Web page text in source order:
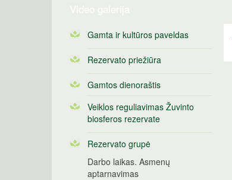
Gamta ir kultūros paveldas
Rezervato priežiūra
Gamtos dienoraštis
Veiklos reguliavimas Žuvinto
biosferos rezervate
Rezervato grupė
Darbo laikas. Asmenų
aptarnavimas